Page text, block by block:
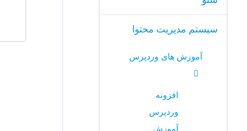
سیستم مدیریت محتوا
آموزش های وردپرس
افزونه
وردپرس
آموزش